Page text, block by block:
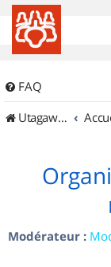
FAQ
UtagawaVTT (Randos VTT et VTTAE avec traces GPS)
Modérateur :